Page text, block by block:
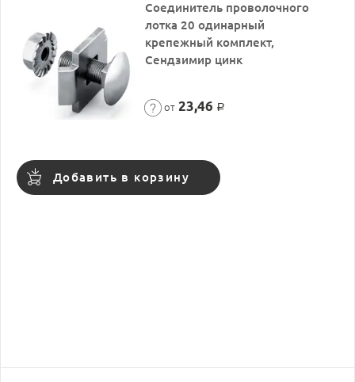
Соединитель проволочного
лотка 20 одинарный
крепежный комплект,
Сендзимир цинк
от 23,46 Р
Добавить в корзину